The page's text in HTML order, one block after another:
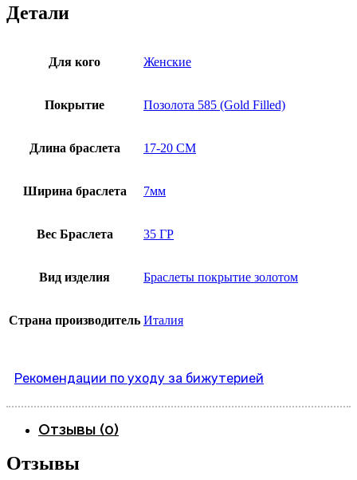
Детали
Для кого Женские
Покрытие Позолота 585 (Gold Filled)
Длина браслета 17-20 СМ
Ширина браслета 7мм
Вес Браслета 35 ГР
Вид изделия Браслеты покрытие золотом
Страна производитель Италия
Рекомендации по уходу за бижутерией
Отзывы (0)
Отзывы